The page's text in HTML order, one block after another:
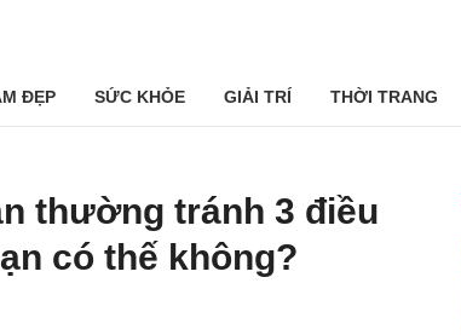
ĐẸP SỨC KHỎE GIẢI TRÍ THỜI TRANG
thường tránh 3 điều
có thế không?